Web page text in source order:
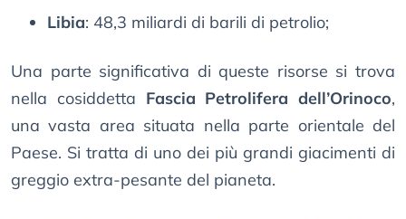
Libia: 48,3 miliardi di barili di petrolio;
Una parte significativa di queste risorse si trova
nella cosiddetta Fascia Petrolifera dell’Orinoco,
una vasta area situata nella parte orientale del
Paese. Si tratta di uno dei più grandi giacimenti di
greggio extra-pesante del pianeta.